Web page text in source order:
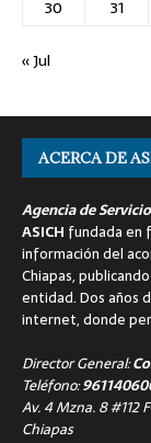
30
31
« Jul
ACERCA DE
Agencia de
ASICH fundada en
información del
Chiapas,
entidad. Dos años
internet, donde
Director General:
Teléfono:
Av. 4 Mzna. 8 #112
Chiapas